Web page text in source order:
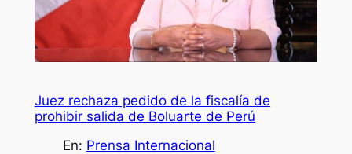
Juez rechaza pedido de la fiscalía de
prohibir salida de Boluarte de Perú
En: Prensa Internacional